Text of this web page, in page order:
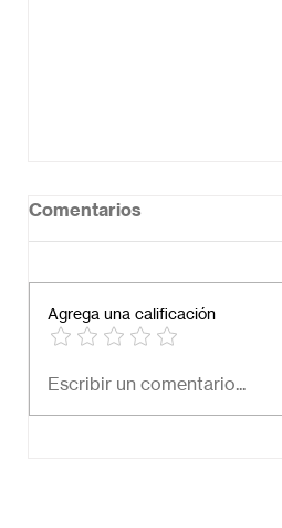
Necesito una secundaria
Comentarios
Agrega una calificación
Escribir un comentario...